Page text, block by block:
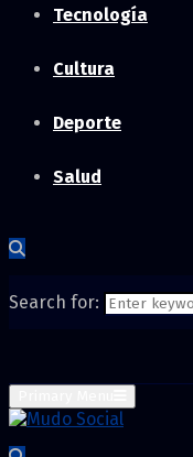
Tecnología
Cultura
Deporte
Salud
Search for: